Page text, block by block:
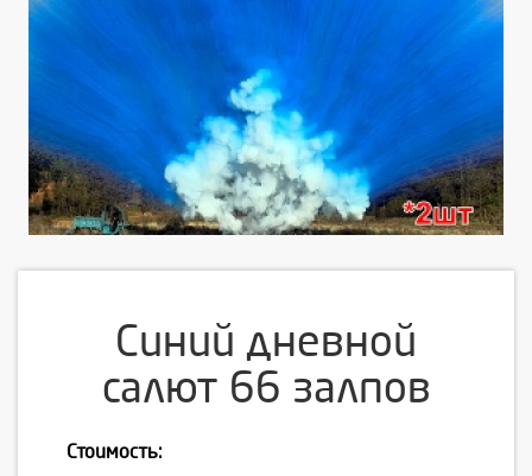
Синий дневной
салют 66 залпов
Стоимость: